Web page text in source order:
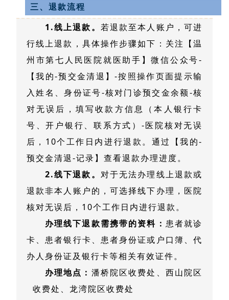
三、退款流程
1.线上退款。 若退款至本人账户，可进
行线上退款，具体操作步骤如下：关注【温
州市第七人民医院就医助手】微信公众号-
【我的-预交金清退】-按照操作页面提示输
入姓名、身份证号-核对门诊预交金余额-核
对无误后，填写收款方信息（本人银行卡
号、开户银行、联系方式）-医院核对无误
后，10个工作日内进行退款。通过【我的-
预交金清退-记录】查看退款办理进度。
2.线下退款。 对于无法办理线上退款或
退款非本人账户的，可选择线下办理，医院
核对无误后，10个工作日内进行退款。
办理线下退款需携带的资料： 患者就诊
卡、患者银行卡、患者身份证或户口簿、代
办人身份证及银行卡等相关有效证件。
办理地点： 潘桥院区收费处、 西山院区
收费处、龙湾院区收费处